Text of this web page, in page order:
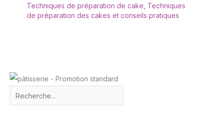
Techniques de préparation de cake Techniques
de préparation des cakes et conseils pratiques